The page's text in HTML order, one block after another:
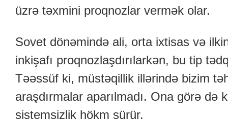
üzrə təxmini proqnozlar vermək olar.
Sovet dönəmində ali, orta ixtisas və
inkişafı proqnozlaşdırılarkən, bu tip
Təəssüf ki, müstəqillik illərində bizim
araşdırmalar aparılmadı. Ona görə də
sistemsizlik hökm sürür.